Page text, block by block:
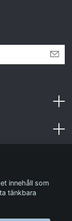
innehåll som
tänkbara